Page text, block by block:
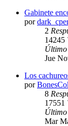
Gabinete
por
2
14245
Último
Jue
Los
por
8
17551
Último
Mar